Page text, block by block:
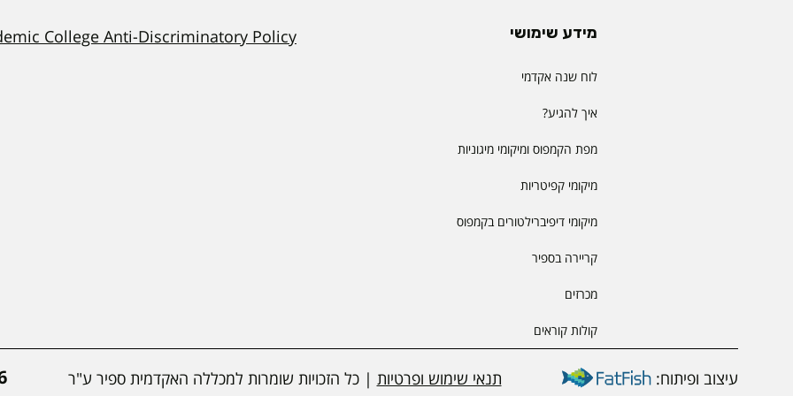
מידע שימושי
לוח שנה אקדמי
איך להגיע?
מפת הקמפוס ומיקומי מיגוניות
מיקומי קפיטריות
מיקומי דיפיברילטורים בקמפוס
קריירה בספיר
מכרזים
קולות קוראים
College Anti-Discriminatory Policy
עיצוב ופיתוח: תנאי שימוש ופרטיות | כל הזכויות שומרות למכללה האקדמית ספיר ע"ר